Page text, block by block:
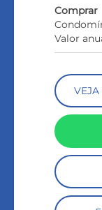
Comprar
Valor
VEJA